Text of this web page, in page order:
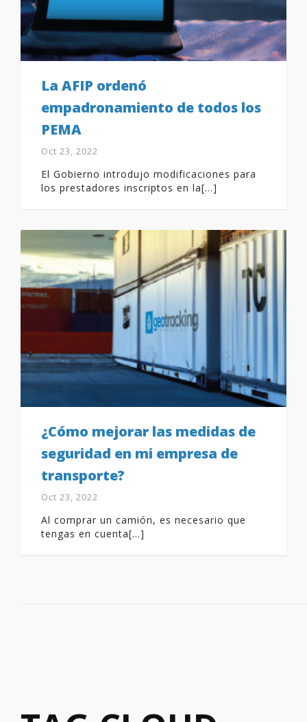
La AFIP ordenó
empadronamiento de todos los
PEMA
Oct 23, 2022
El Gobierno introdujo modificaciones para
los prestadores inscriptos en la[...]
¿Cómo mejorar las medidas de
seguridad en mi empresa de
transporte?
Oct 23, 2022
Al comprar un camión, es necesario que
tengas en cuenta[...]